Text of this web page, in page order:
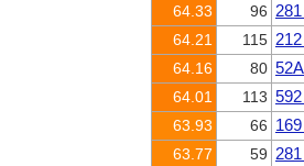
64.33
96
64.21
115
64.16
80
64.01
113
63.93
66
63.77
59